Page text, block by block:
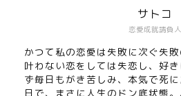
恋愛成就請負人
サトコ
かつて私の恋愛は失敗に次ぐ失
叶わない恋をしては失恋し、好
ず毎日もがき苦しみ、本気で死
日で、まさに人生のドン底状態